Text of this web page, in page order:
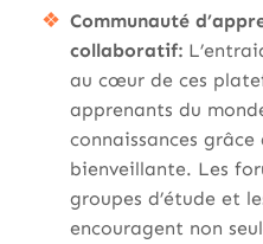
Communauté
collaboratif:
au cœur de ces
apprenants du
connaissances
bienveillante. Les
groupes d’étude et
encouragent non